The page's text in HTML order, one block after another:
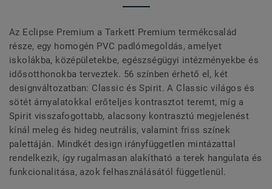
Az Eclipse Premium a Tarkett Premium termékcsalád
része, egy homogén PVC padlómegoldás, amelyet
iskolákba, középületekbe, egészségügyi intézményekbe és
idősotthonokba terveztek. 56 színben érhető el, két
designváltozatban: Classic és Spirit. A Classic világos és
sötét árnyalatokkal erőteljes kontrasztot teremt, míg a
Spirit visszafogottabb, alacsony kontrasztú megjelenést
kínál meleg és hideg neutrális, valamint friss színek
palettáján. Mindkét design irányfüggetlen mintázattal
rendelkezik, így rugalmasan alakítható a terek hangulata és
funkcionalitása, azok felhasználásától függetlenül.